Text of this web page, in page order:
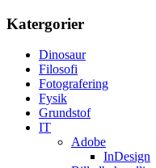
Katergorier
Dinosaur
Filosofi
Fotografering
Fysik
Grundstof
IT
Adobe
InDesign